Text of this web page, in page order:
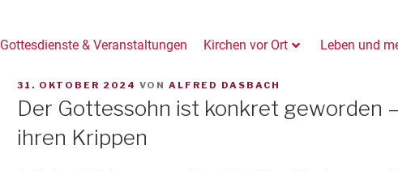
Gottesdienste & Veranstaltungen Kirchen vor Ort Leben und
31. OKTOBER 2024 VON ALFRED DASBACH
Der Gottessohn ist konkret geworden
ihren Krippen